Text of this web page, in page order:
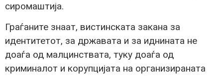
сиромаштија.
Граѓаните знаат, вистинската закана за
идентитетот, за државата и за иднината не
доаѓа од малцинствата, туку доаѓа од
криминалот и корупцијата на организираната